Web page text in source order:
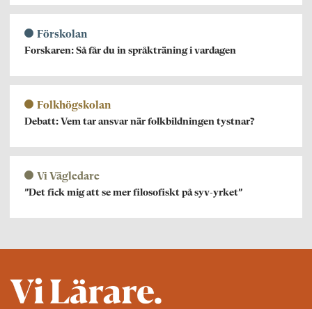
Förskolan
Forskaren: Så får du in språkträning i vardagen
Folkhögskolan
Debatt: Vem tar ansvar när folkbildningen tystnar?
Vi Vägledare
”Det fick mig att se mer filosofiskt på syv-yrket”